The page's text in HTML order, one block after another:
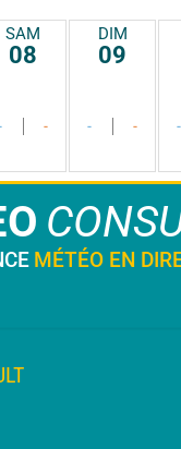
SAM
08
-
DIM
09
- - -
MÉTÉO EN